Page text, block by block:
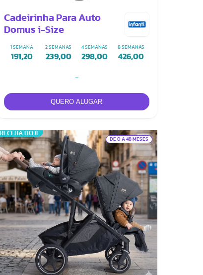
Cadeirinha Para Auto
Domus i-Size
1 SEMANA
191,20
2 SEMANAS
239,00
4 SEMANAS
298,00
8 SEMANAS
426,00
-
RECEBA HOJE
DE 0 A 48 MESES